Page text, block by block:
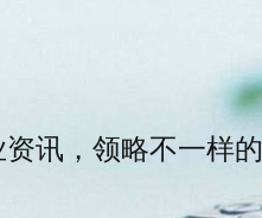
讯，领略不一样